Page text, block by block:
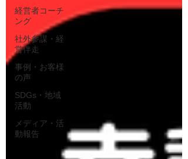
経営者コーチ
ング
社外参謀・経
営伴走
事例・お客様
の声
SDGs・地域
活動
メディア・活
動報告